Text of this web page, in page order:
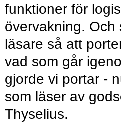
funktioner för
övervakning. Och
läsare så att
vad som går
gjorde vi portar -
som läser av
Thyselius.